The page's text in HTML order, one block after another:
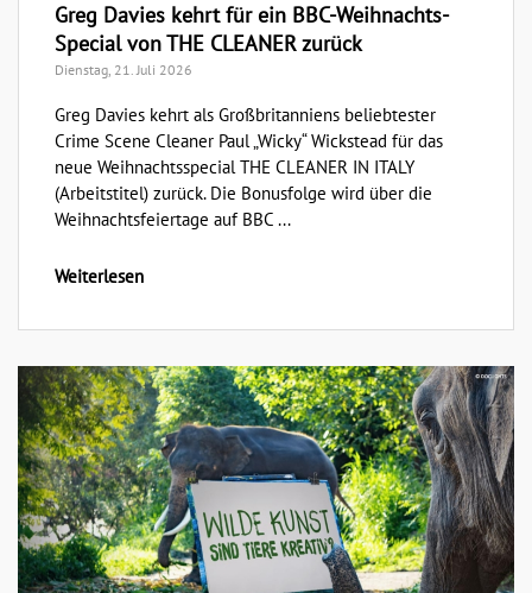
Greg Davies kehrt für ein BBC-Weihnachts-
Special von THE CLEANER zurück
Dienstag, 21. Juli 2026
Greg Davies kehrt als Großbritanniens beliebtester
Crime Scene Cleaner Paul „Wicky“ Wickstead für das
neue Weihnachtsspecial THE CLEANER IN ITALY
(Arbeitstitel) zurück. Die Bonusfolge wird über die
Weihnachtsfeiertage auf BBC ...
Weiterlesen